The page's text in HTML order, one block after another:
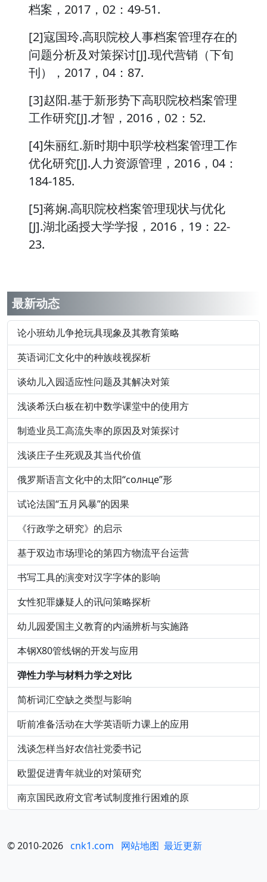
档案，2017，02：49-51.
[2]寇国玲.高职院校人事档案管理存在的
问题分析及对策探讨[J].现代营销（下旬
刊），2017，04：87.
[3]赵阳.基于新形势下高职院校档案管理
工作研究[J].才智，2016，02：52.
[4]朱丽红.新时期中职学校档案管理工作
优化研究[J].人力资源管理，2016，04：
184-185.
[5]蒋娴.高职院校档案管理现状与优化
[J].湖北函授大学学报，2016，19：22-
23.
最新动态
论小班幼儿争抢玩具现象及其教育策略
英语词汇文化中的种族歧视探析
谈幼儿入园适应性问题及其解决对策
浅谈希沃白板在初中数学课堂中的使用方
制造业员工高流失率的原因及对策探讨
浅谈庄子生死观及其当代价值
俄罗斯语言文化中的太阳“солнце”形
试论法国“五月风暴”的因果
《行政学之研究》的启示
基于双边市场理论的第四方物流平台运营
书写工具的演变对汉字字体的影响
女性犯罪嫌疑人的讯问策略探析
幼儿园爱国主义教育的内涵辨析与实施路
本钢X80管线钢的开发与应用
弹性力学与材料力学之对比
简析词汇空缺之类型与影响
听前准备活动在大学英语听力课上的应用
浅谈怎样当好农信社党委书记
欧盟促进青年就业的对策研究
南京国民政府文官考试制度推行困难的原
© 2010-2026 cnk1.com 网站地图 最近更新